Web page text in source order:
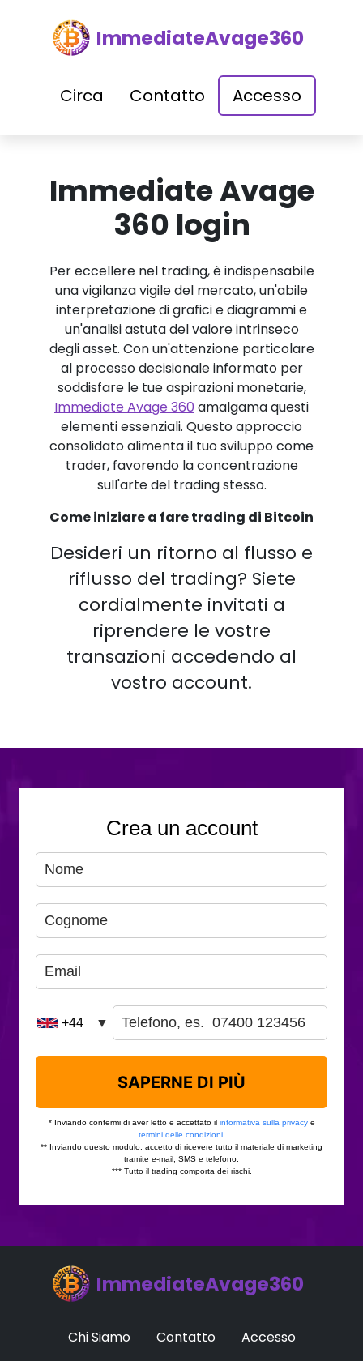
ImmediateAvage360
Circa Contatto Accesso
Immediate Avage
360 login
Per eccellere nel trading, è indispensabile
una vigilanza vigile del mercato, un'abile
interpretazione di grafici e diagrammi e
un'analisi astuta del valore intrinseco
degli asset. Con un'attenzione particolare
al processo decisionale informato per
soddisfare le tue aspirazioni monetarie,
Immediate Avage 360 amalgama questi
elementi essenziali. Questo approccio
consolidato alimenta il tuo sviluppo come
trader, favorendo la concentrazione
sull'arte del trading stesso.
Come iniziare a fare trading di Bitcoin
Desideri un ritorno al flusso e
riflusso del trading? Siete
cordialmente invitati a
riprendere le vostre
transazioni accedendo al
vostro account.
ImmediateAvage360
Chi Siamo Contatto Accesso